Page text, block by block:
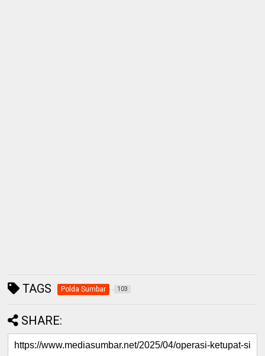
TAGS Polda Sumbar 103
SHARE: